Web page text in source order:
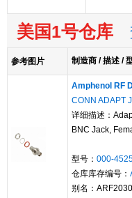
美国1号仓库
参考图片 制造商 / 描述 /
Amphenol RF
CONN ADAPT
详细描述：
BNC Jack,
型号： 000-
仓库库存编号：
别名：